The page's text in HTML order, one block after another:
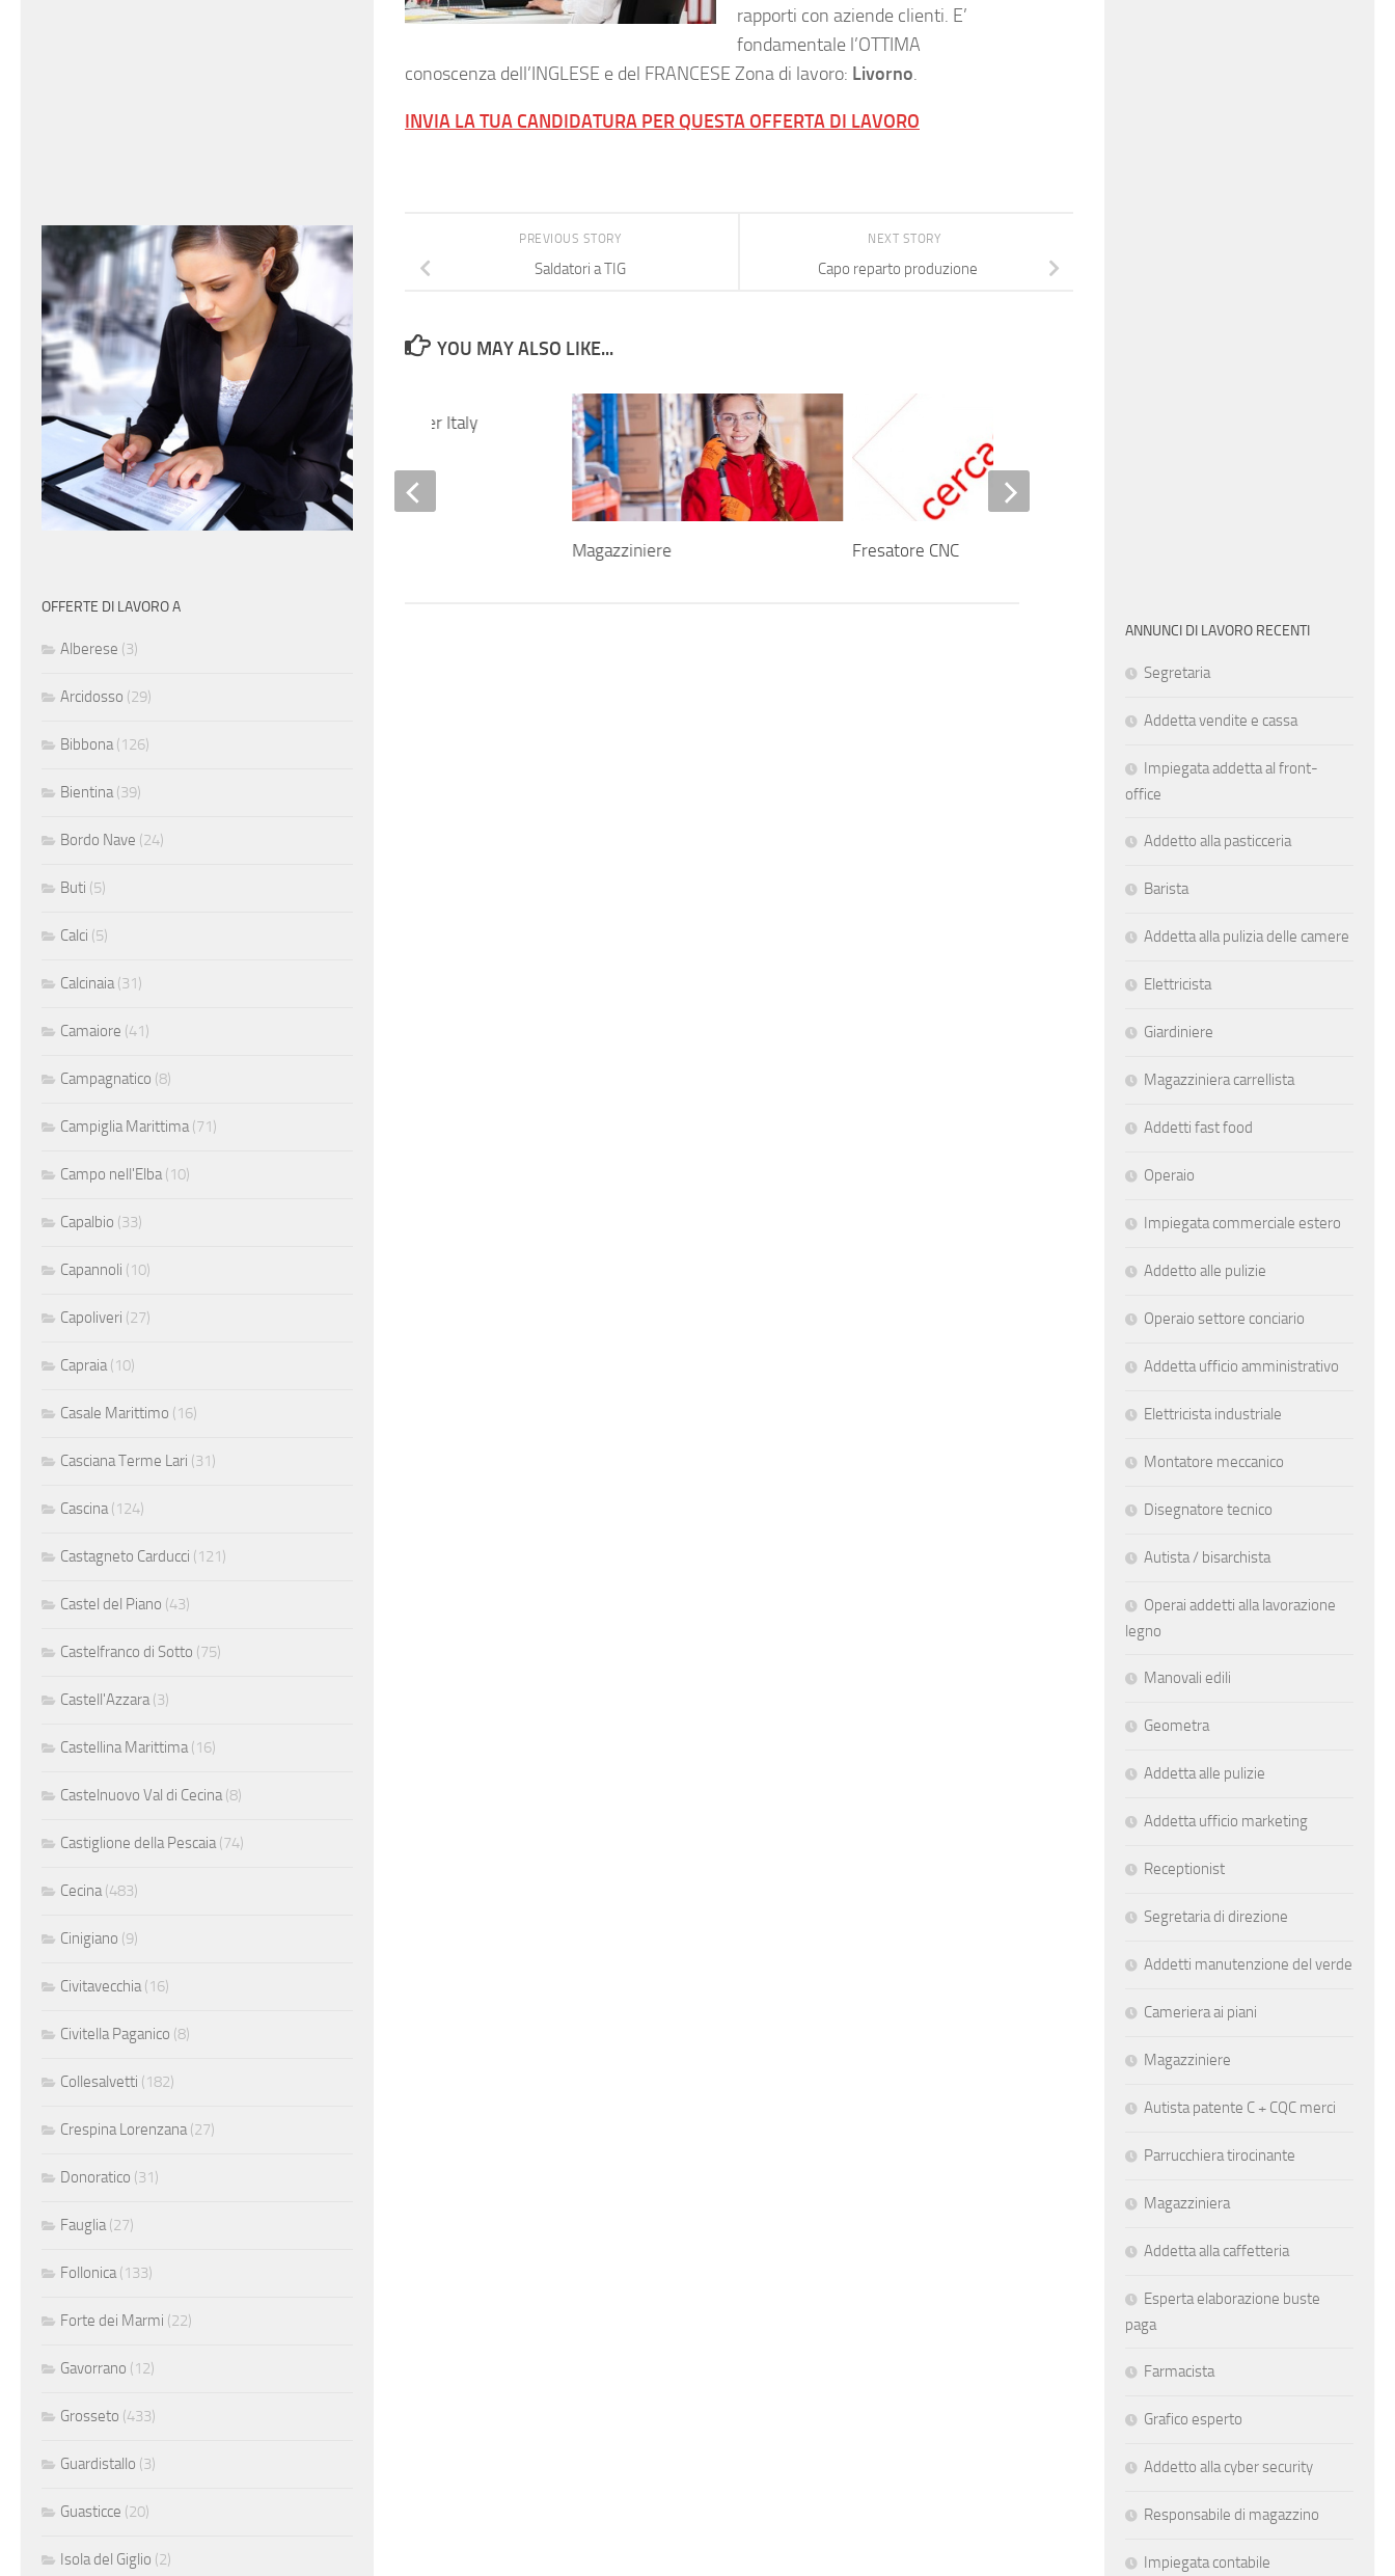
rapporti con aziende clienti. E’
fondamentale l’OTTIMA
conoscenza dell’INGLESE e del FRANCESE Zona di lavoro: Livorno.
INVIA LA TUA CANDIDATURA PER QUESTA OFFERTA DI LAVORO
NEXT STORY
Capo reparto produzione
PREVIOUS STORY
Saldatori a TIG
YOU MAY ALSO LIKE...
Magazziniere Fresatore CNC
Purchasing Manager Italy
OFFERTE DI LAVORO A
Alberese (3)
Arcidosso (29)
Bibbona(126)
Bientina(39)
Bordo Nave (24)
Buti (5)
Calci (5)
Calcinaia(31)
Camaiore (41)
Campagnatico (8)
Campiglia Marittima(71)
Campo nell'Elba(10)
Capalbio (33)
Capannoli (10)
Capoliveri (27)
Capraia(10)
Casale Marittimo (16)
Casciana Terme Lari (31)
Cascina(124)
Castagneto Carducci (121)
Castel del Piano (43)
Castelfranco di Sotto (75)
Castell'Azzara(3)
Castellina Marittima(16)
Castelnuovo Val di Cecina(8)
Castiglione della Pescaia(74)
Cecina(483)
Cinigiano (9)
Civitavecchia(16)
Civitella Paganico (8)
Collesalvetti (182)
Crespina Lorenzana(27)
Donoratico (31)
Fauglia(27)
Follonica(133)
Forte dei Marmi (22)
Gavorrano (12)
Grosseto (433)
Guardistallo (3)
Guasticce (20)
Isola del Giglio (2)
ANNUNCI DI LAVORO RECENTI
Segretaria
Addetta vendite e cassa
Impiegata addetta al front-
office
Addetto alla pasticceria
Barista
Addetta alla pulizia delle camere
Elettricista
Giardiniere
Magazziniera carrellista
Addetti fast food
Operaio
Impiegata commerciale estero
Addetto alle pulizie
Operaio settore conciario
Addetta ufficio amministrativo
Elettricista industriale
Montatore meccanico
Disegnatore tecnico
Autista / bisarchista
Operai addetti alla lavorazione
legno
Manovali edili
Geometra
Addetta alle pulizie
Addetta ufficio marketing
Receptionist
Segretaria di direzione
Addetti manutenzione del verde
Cameriera ai piani
Magazziniere
Autista patente C + CQC merci
Parrucchiera tirocinante
Magazziniera
Addetta alla caffetteria
Esperta elaborazione buste
paga
Farmacista
Grafico esperto
Addetto alla cyber security
Responsabile di magazzino
Impiegata contabile